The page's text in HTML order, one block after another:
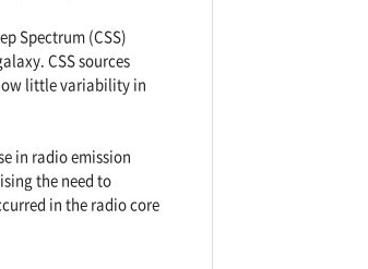
Spectrum (CSS)
CSS sources
little variability in
in radio emission
the need to
in the radio core